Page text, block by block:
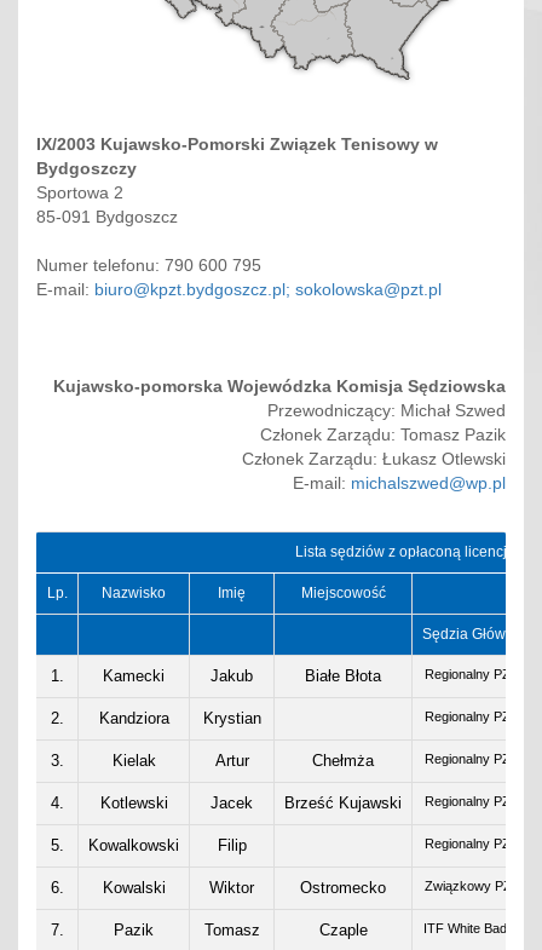
IX/2003 Kujawsko-Pomorski Związek Tenisowy w
Bydgoszczy
Sportowa 2
85-091 Bydgoszcz
Numer telefonu: 790 600 795
E-mail: biuro@kpzt.bydgoszcz.pl; sokolowska@pzt.pl
Kujawsko-pomorska Wojewódzka Komisja Sędziowska
Przewodniczący: Michał Szwed
Członek Zarządu: Tomasz Pazik
Członek Zarządu: Łukasz Otlewski
E-mail: michalszwed@wp.pl
Lista sędziów z opłaconą licencją
Lp. Nazwisko Imię Miejscowość
Sędzia Główny
1. Kamecki Jakub Białe Błota Regionalny PZT
2. Kandziora Krystian Regionalny PZT
3. Kielak Artur Chełmża Regionalny PZT
4. Kotlewski Jacek Brześć Kujawski Regionalny PZT
5. Kowalkowski Filip Regionalny PZT
6. Kowalski Wiktor Ostromecko Związkowy PZT
7. Pazik Tomasz Czaple ITF White Badge